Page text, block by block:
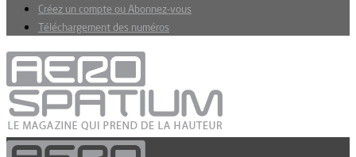
Créez un compte ou Abonnez-vous
Téléchargement des numéros